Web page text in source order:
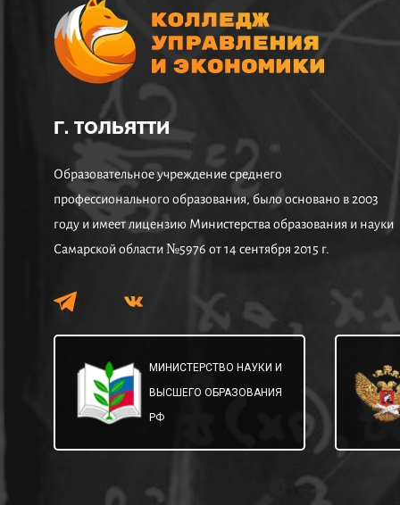
Г. ТОЛЬЯТТИ
Образовательное учреждение среднего
профессионального образования, было основано в 2003
году и имеет лицензию Министерства образования и науки
Самарской области №5976 от 14 сентября 2015 г.
МИНИСТЕРСТВО НАУКИ И
ВЫСШЕГО ОБРАЗОВАНИЯ
РФ